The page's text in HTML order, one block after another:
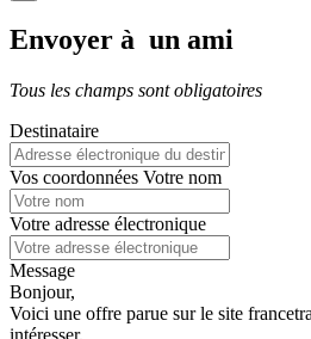
Envoyer à un ami
Tous les champs sont obligatoires
Destinataire
Vos coordonnées Votre nom
Votre adresse électronique
Message
Bonjour,
Voici une offre parue sur le site